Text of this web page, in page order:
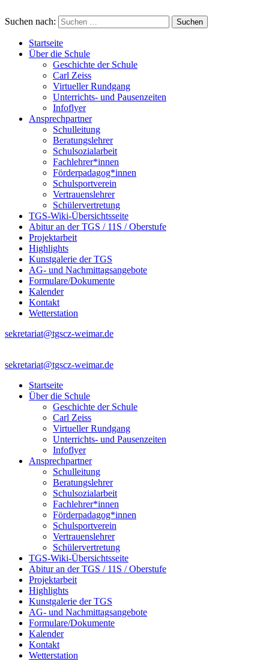
Suchen nach:
Startseite
Über die Schule
Geschichte der Schule
Carl Zeiss
Virtueller Rundgang
Unterrichts- und Pausenzeiten
Infoflyer
Ansprechpartner
Schulleitung
Beratungslehrer
Schulsozialarbeit
Fachlehrer*innen
Förderpadagog*innen
Schulsportverein
Vertrauenslehrer
Schülervertretung
TGS-Wiki-Übersichtsseite
Abitur an der TGS / 11S / Oberstufe
Projektarbeit
Highlights
Kunstgalerie der TGS
AG- und Nachmittagsangebote
Formulare/Dokumente
Kalender
Kontakt
Wetterstation
sekretariat@tgscz-weimar.de
sekretariat@tgscz-weimar.de
Startseite
Über die Schule
Geschichte der Schule
Carl Zeiss
Virtueller Rundgang
Unterrichts- und Pausenzeiten
Infoflyer
Ansprechpartner
Schulleitung
Beratungslehrer
Schulsozialarbeit
Fachlehrer*innen
Förderpadagog*innen
Schulsportverein
Vertrauenslehrer
Schülervertretung
TGS-Wiki-Übersichtsseite
Abitur an der TGS / 11S / Oberstufe
Projektarbeit
Highlights
Kunstgalerie der TGS
AG- und Nachmittagsangebote
Formulare/Dokumente
Kalender
Kontakt
Wetterstation